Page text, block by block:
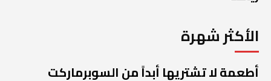
الأكثر شهرة
أطعمة لا تشتريها أبداً من السوبرماركت